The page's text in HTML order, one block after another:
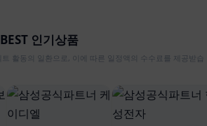
인기상품
활동의 일환으로, 이에 따른 일정액의 수수료를 제공받습